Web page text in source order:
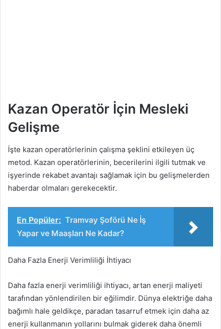
Kazan Operatör İçin Mesleki
Gelişme
İşte kazan operatörlerinin çalışma şeklini etkileyen üç
metod. Kazan operatörlerinin, becerilerini ilgili tutmak ve
işyerinde rekabet avantajı sağlamak için bu gelişmelerden
haberdar olmaları gerekecektir.
En Popüler: Tramvay Şoförü Ne İş
Yapar ve Maaşları Ne Kadar?
Daha Fazla Enerji Verimliliği İhtiyacı
Daha fazla enerji verimliliği ihtiyacı, artan enerji maliyeti
tarafından yönlendirilen bir eğilimdir. Dünya elektriğe daha
bağımlı hale geldikçe, paradan tasarruf etmek için daha az
enerji kullanmanın yollarını bulmak giderek daha önemli